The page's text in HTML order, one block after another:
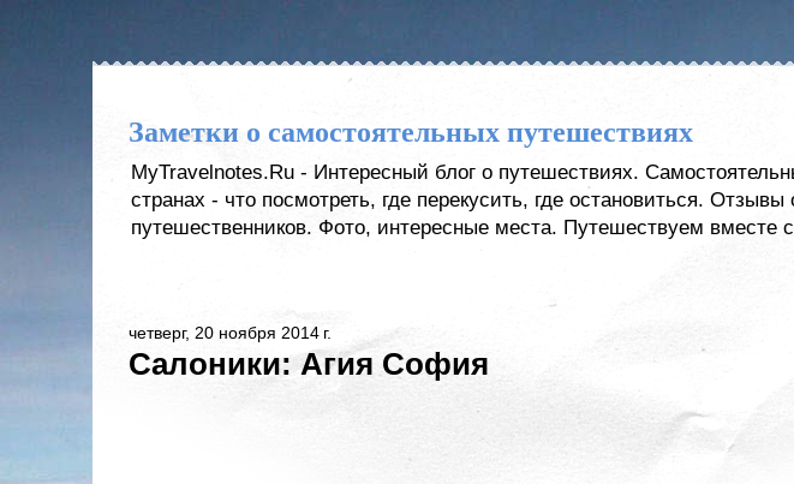
Заметки о самостоятельных путешествиях
MyTravelnotes.Ru - Интересный блог о путешествиях.
странах - что посмотреть, где перекусить, где остановиться.
путешественников. Фото, интересные места. Путешествуем вместе
четверг, 20 ноября 2014 г.
Салоники: Агия София